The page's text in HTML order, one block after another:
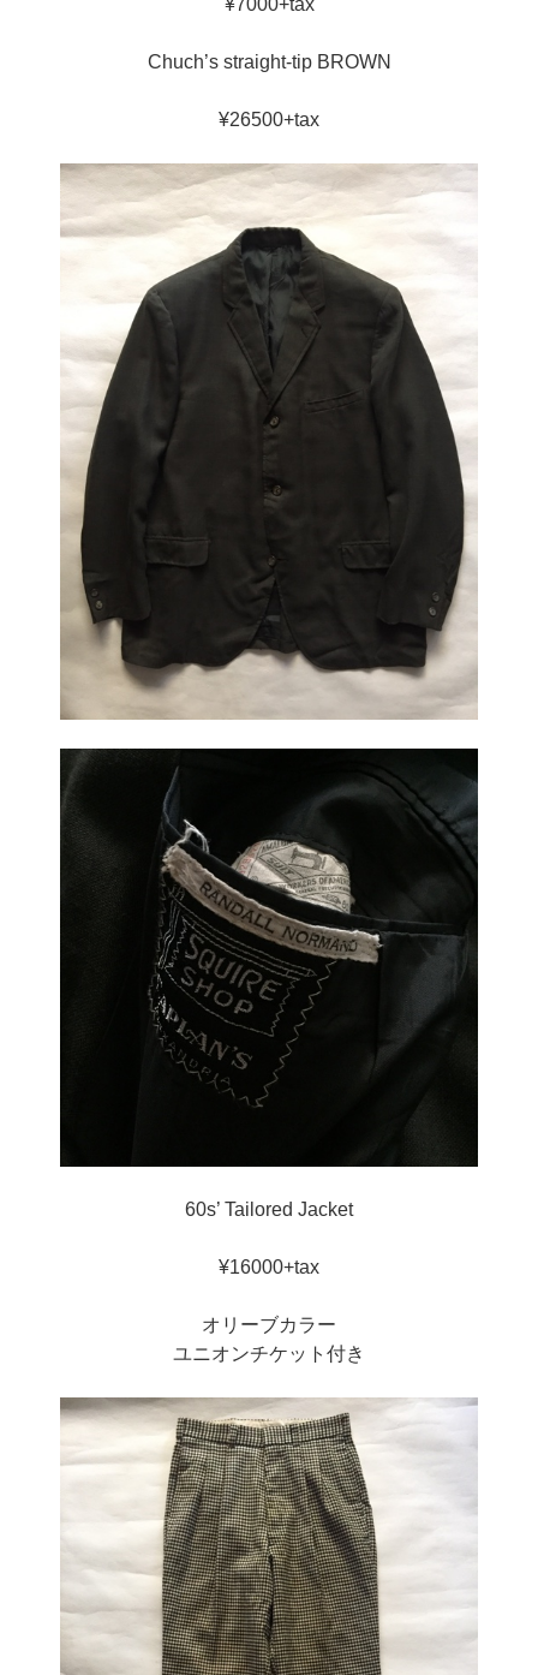
¥7000+tax
Chuch’s straight-tip BROWN
¥26500+tax
60s’ Tailored Jacket
¥16000+tax
オリーブカラー
ユニオンチケット付き